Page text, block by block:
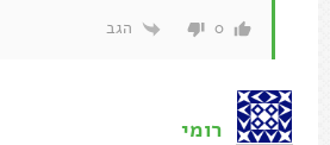
0 הגב
רומי